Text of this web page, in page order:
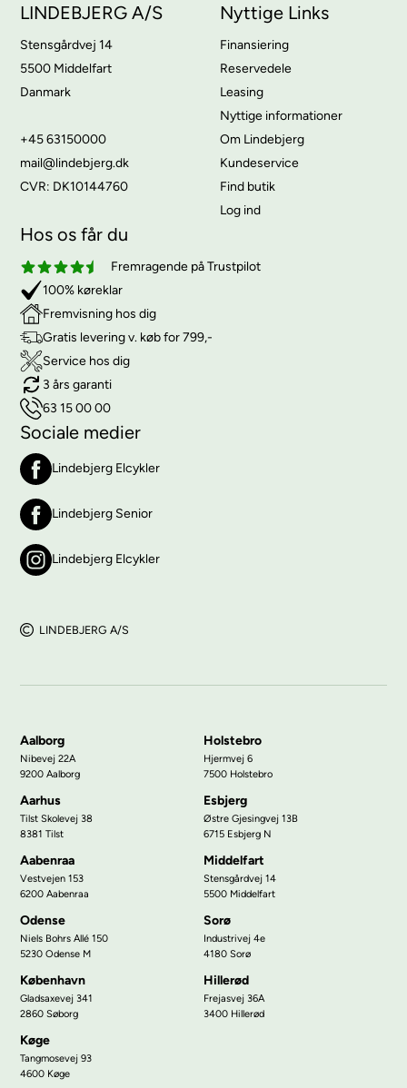
LINDEBJERG A/S
Stensgårdvej 14
5500 Middelfart
Danmark
+45 63150000
mail@lindebjerg.dk
CVR: DK10144760
Nyttige Links
Finansiering
Reservedele
Leasing
Nyttige informationer
Om Lindebjerg
Kundeservice
Find butik
Log ind
Hos os får du
Fremragende på Trustpilot
100% køreklar
Fremvisning hos dig
Gratis levering v. køb for 799,-
Service hos dig
3 års garanti
63 15 00 00
Sociale medier
Lindebjerg Elcykler
Lindebjerg Senior
Lindebjerg Elcykler
LINDEBJERG A/S
Aalborg
Nibevej 22A
9200 Aalborg
Holstebro
Hjermvej 6
7500 Holstebro
Aarhus
Tilst Skolevej 38
8381 Tilst
Esbjerg
Østre Gjesingvej 13B
6715 Esbjerg N
Aabenraa
Vestvejen 153
6200 Aabenraa
Middelfart
Stensgårdvej 14
5500 Middelfart
Odense
Niels Bohrs Allé 150
5230 Odense M
Sorø
Industrivej 4e
4180 Sorø
København
Gladsaxevej 341
2860 Søborg
Hillerød
Frejasvej 36A
3400 Hillerød
Køge
Tangmosevej 93
4600 Køge